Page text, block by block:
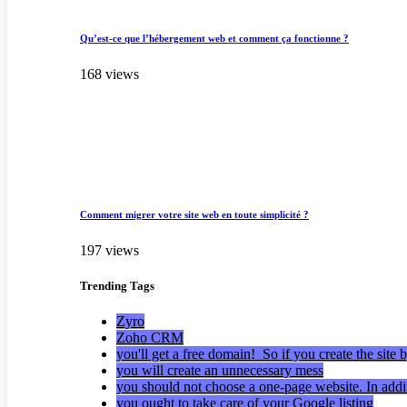
Qu’est-ce que l’hébergement web et comment ça fonctionne ?
168 views
Comment migrer votre site web en toute simplicité ?
197 views
Trending Tags
Zyro
Zoho CRM
you'll get a free domain! So if you create the site
you will create an unnecessary mess
you should not choose a one-page website. In
you ought to take care of your Google listing